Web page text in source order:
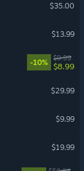
$35.00
$13.99
-10%
$9.99
$8.99
$29.99
$9.99
$19.99